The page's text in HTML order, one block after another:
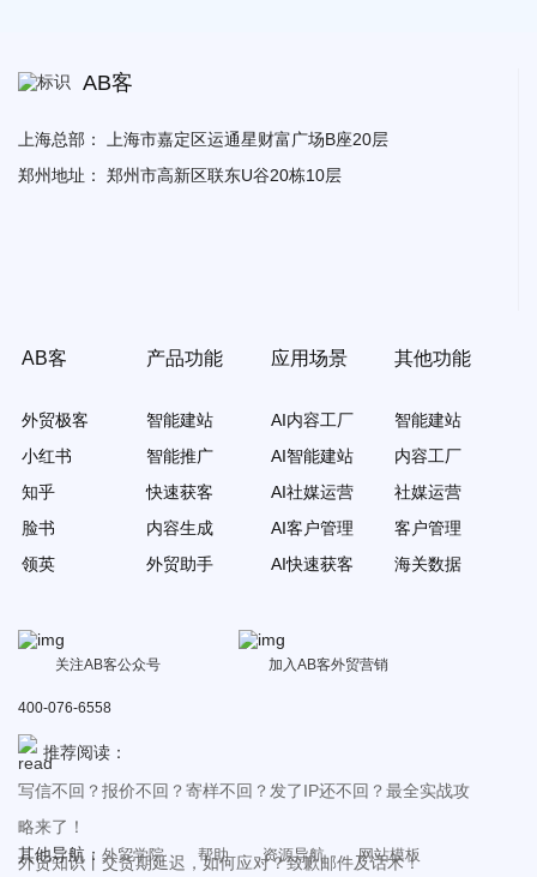
AB客
上海总部：
上海市嘉定区运通星财富广场B座20层
郑州地址：
郑州市高新区联东U谷20栋10层
AB客
外贸极客
小红书
知乎
脸书
领英
产品功能
智能建站
智能推广
快速获客
内容生成
外贸助手
应用场景
AI内容工厂
AI智能建站
AI社媒运营
AI客户管理
AI快速获客
其他功能
智能建站
内容工厂
社媒运营
客户管理
海关数据
关注AB客公众号 加入AB客外贸营销
400-076-6558
推荐阅读：
写信不回？报价不回？寄样不回？发了IP还不回？最全实战攻
略来了！
外贸知识丨交货期延迟，如何应对？致歉邮件及话术！
其他导航： 外贸学院 帮助 资源导航
网站模板